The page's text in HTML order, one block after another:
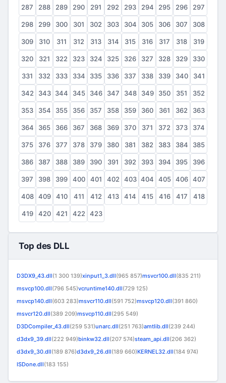
287 288 289 290 291 292 293 294 295 296 297
298 299 300 301 302 303 304 305 306 307 308
309 310 311 312 313 314 315 316 317 318 319
320 321 322 323 324 325 326 327 328 329 330
331 332 333 334 335 336 337 338 339 340 341
342 343 344 345 346 347 348 349 350 351 352
353 354 355 356 357 358 359 360 361 362 363
364 365 366 367 368 369 370 371 372 373 374
375 376 377 378 379 380 381 382 383 384 385
386 387 388 389 390 391 392 393 394 395 396
397 398 399 400 401 402 403 404 405 406 407
408 409 410 411 412 413 414 415 416 417 418
419 420 421 422 423
Top des DLL
D3DX9_43.dll(1 300 139)xinput1_3.dll(965 857)msvcr100.dll(835 211)
msvcp100.dll(796 545)vcruntime140.dll(729 125)
msvcp140.dll(603 283)msvcr110.dll(591 752)msvcp120.dll(391 860)
msvcr120.dll(389 209)msvcp110.dll(295 549)
D3DCompiler_43.dll(259 531)unarc.dll(251 763)amtlib.dll(239 244)
d3dx9_39.dll(222 949)binkw32.dll(207 574)steam_api.dll(206 362)
d3dx9_30.dll(189 876)d3dx9_26.dll(189 660)KERNEL32.dll(184 974)
ISDone.dll(183 155)